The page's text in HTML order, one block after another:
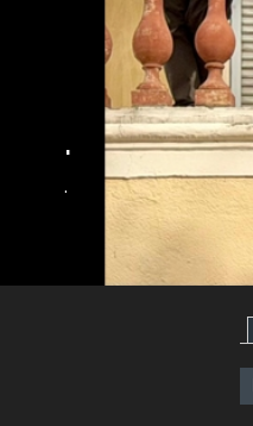
.
.